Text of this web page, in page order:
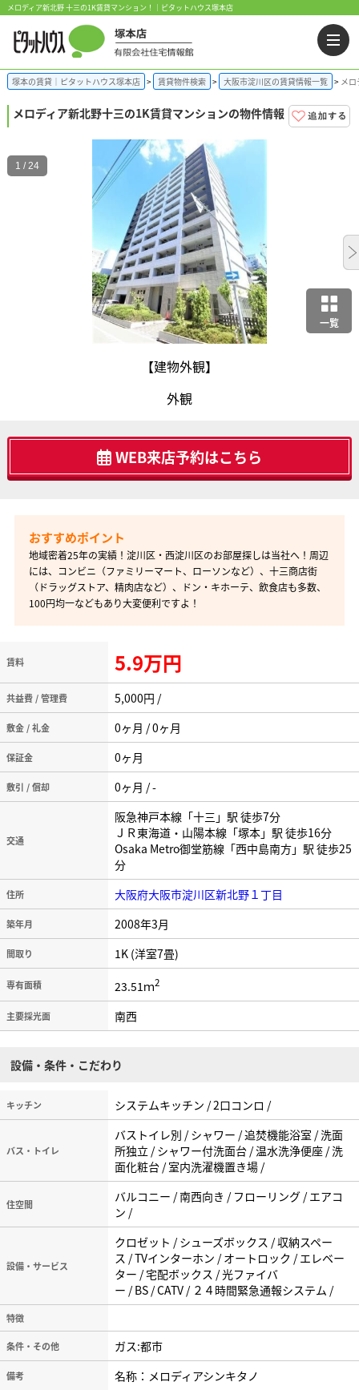
メロディア新北野 十三の1K賃貸マンション！｜ピタットハウス塚本店
塚本の賃貸｜ピタットハウス塚本店 賃貸物件検索 大阪市淀川区の賃貸情報一覧 メ
メロディア新北野十三の1K賃貸マンションの物件情報
一覧
【建物外観】
外観
1 / 24
WEB来店予約はこちら
地域密着25年の実績！淀川区・西淀川区のお部屋探しは当社へ！周辺
には、コンビニ（ファミリーマート、ローソンなど）、十三商店街
（ドラッグストア、精肉店など）、ドン・キホーテ、飲食店も多数、
100円均一などもあり大変便利ですよ！
賃料 5.9万円
共益費 / 管理費 5,000円 /
敷金 / 礼金 0ヶ月 / 0ヶ月
保証金 0ヶ月
敷引 / 償却 0ヶ月 / -
交通
阪急神戸本線「十三」駅 徒歩7分
ＪＲ東海道・山陽本線「塚本」駅 徒歩16分
Osaka Metro御堂筋線「西中島南方」駅 徒歩25
分
住所 大阪府大阪市淀川区新北野１丁目
築年月 2008年3月
間取り 1K (洋室7畳)
専有面積 23.51ｍ2
主要採光面 南西
設備・条件・こだわり
キッチン システムキッチン / 2口コンロ /
バス・トイレ
バストイレ別 / シャワー / 追焚機能浴室 / 洗面
所独立 / シャワー付洗面台 / 温水洗浄便座 / 洗
面化粧台 / 室内洗濯機置き場 /
住空間
バルコニー / 南西向き / フローリング / エアコ
ン /
設備・サービス
クロゼット / シューズボックス / 収納スペー
ス / TVインターホン / オートロック / エレベー
ター / 宅配ボックス / 光ファイバ
ー / BS / CATV / ２４時間緊急通報システム /
特徴
条件・その他 ガス:都市
備考 名称：メロディアシンキタノ